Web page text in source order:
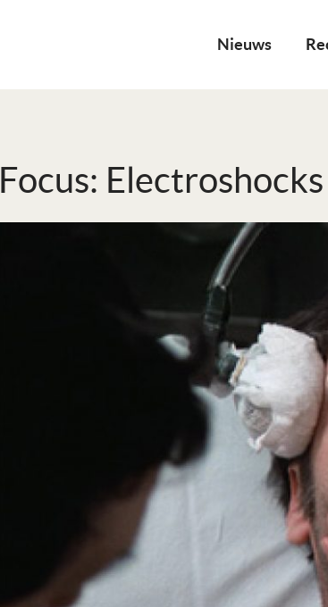
Nieuws
Focus: